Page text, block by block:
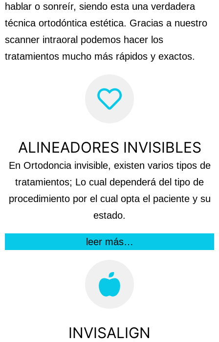
hablar o sonreír, siendo esta una verdadera
técnica ortodóntica estética. Gracias a nuestro
scanner intraoral podemos hacer los
tratamientos mucho más rápidos y exactos.
ALINEADORES INVISIBLES
En Ortodoncia invisible, existen varios tipos de
tratamientos; Lo cual dependerá del tipo de
procedimiento por el cual opta el paciente y su
estado.
leer más…
INVISALIGN